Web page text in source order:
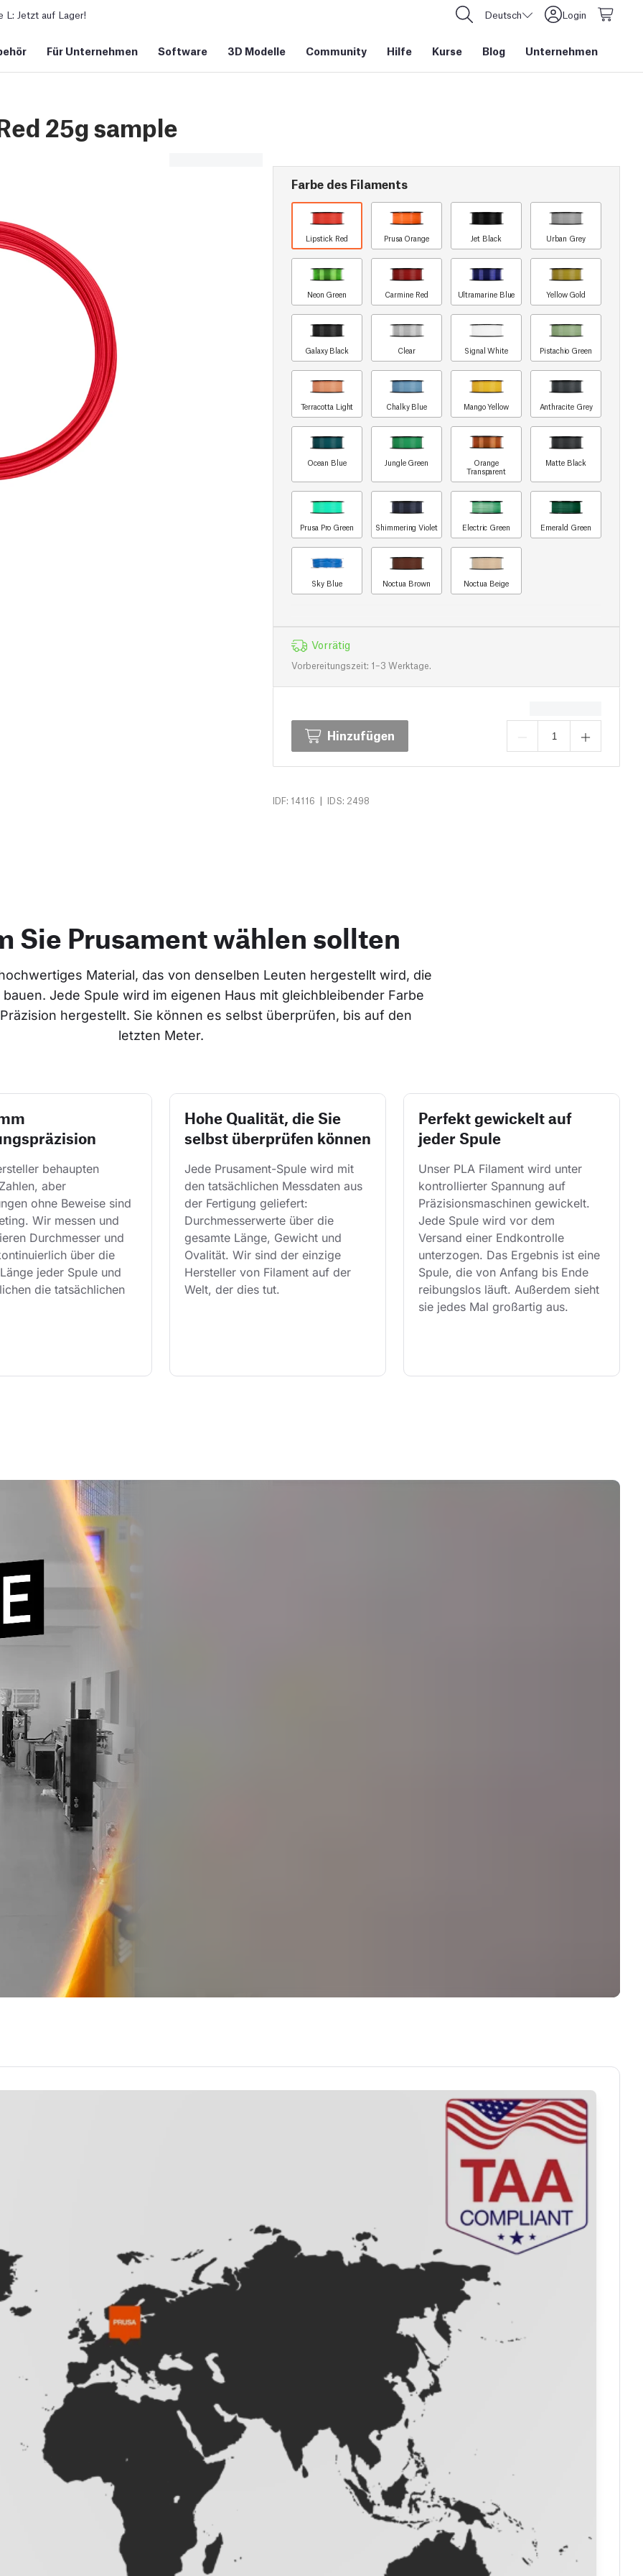
L: Jetzt auf Lager! Deutsch Login
Für Unternehmen Software 3D Modelle Community Hilfe Kurse Blog Unternehmen
25g sample
Farbe des Filaments
Lipstick Red Prusa Orange Jet Black Urban Grey
Neon Green Carmine Red Ultramarine Blue Yellow Gold
Galaxy Black Clear Signal White Pistachio Green
Terracotta Light Chalky Blue Mango Yellow Anthracite Grey
Ocean Blue Jungle Green
Orange
Transparent
Matte Black
Prusa Pro Green Shimmering Violet Electric Green Emerald Green
Sky Blue Noctua Brown Noctua Beige
Vorrätig
Vorbereitungszeit: 1–3 Werktage.
Hinzufügen
IDF: 14116 | IDS: 2498
Sie Prusament wählen sollten
Material, das von denselben Leuten hergestellt wird, die
Jede Spule wird im eigenen Haus mit gleichbleibender Farbe
hergestellt. Sie können es selbst überprüfen, bis auf den
letzten Meter.
behaupten
aber
ohne Beweise sind
Wir messen und
Durchmesser und
über die
jeder Spule und
die tatsächlichen
Hohe Qualität, die Sie
selbst überprüfen können
Jede Prusament-Spule wird mit
den tatsächlichen Messdaten aus
der Fertigung geliefert:
Durchmesserwerte über die
gesamte Länge, Gewicht und
Ovalität. Wir sind der einzige
Hersteller von Filament auf der
Welt, der dies tut.
Perfekt gewickelt auf
jeder Spule
Unser PLA Filament wird unter
kontrollierter Spannung auf
Präzisionsmaschinen gewickelt.
Jede Spule wird vor dem
Versand einer Endkontrolle
unterzogen. Das Ergebnis ist eine
Spule, die von Anfang bis Ende
reibungslos läuft. Außerdem sieht
sie jedes Mal großartig aus.